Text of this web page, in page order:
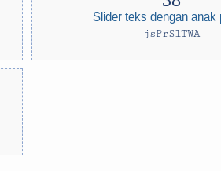
Slider teks dengan anak
jsPrSlTWA